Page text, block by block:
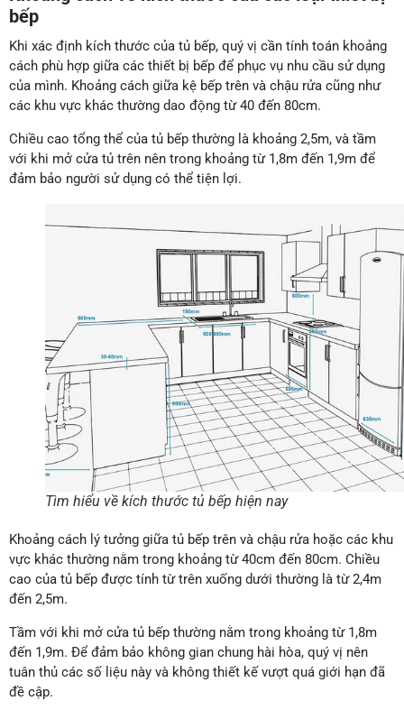
bếp
Khi xác định kích thước của tủ bếp, quý vị cần tính toán khoảng
cách phù hợp giữa các thiết bị bếp để phục vụ nhu cầu sử dụng
của mình. Khoảng cách giữa kệ bếp trên và chậu rửa cũng như
các khu vực khác thường dao động từ 40 đến 80cm.
Chiều cao tổng thể của tủ bếp thường là khoảng 2,5m, và tầm
với khi mở cửa tủ trên nên trong khoảng từ 1,8m đến 1,9m để
đảm bảo người sử dụng có thể tiện lợi.
Tìm hiểu về kích thước tủ bếp hiện nay
Khoảng cách lý tưởng giữa tủ bếp trên và chậu rửa hoặc các khu
vực khác thường nằm trong khoảng từ 40cm đến 80cm. Chiều
cao của tủ bếp được tính từ trên xuống dưới thường là từ 2,4m
đến 2,5m.
Tầm với khi mở cửa tủ bếp thường nằm trong khoảng từ 1,8m
đến 1,9m. Để đảm bảo không gian chung hài hòa, quý vị nên
tuân thủ các số liệu này và không thiết kế vượt quá giới hạn đã
đề cập.